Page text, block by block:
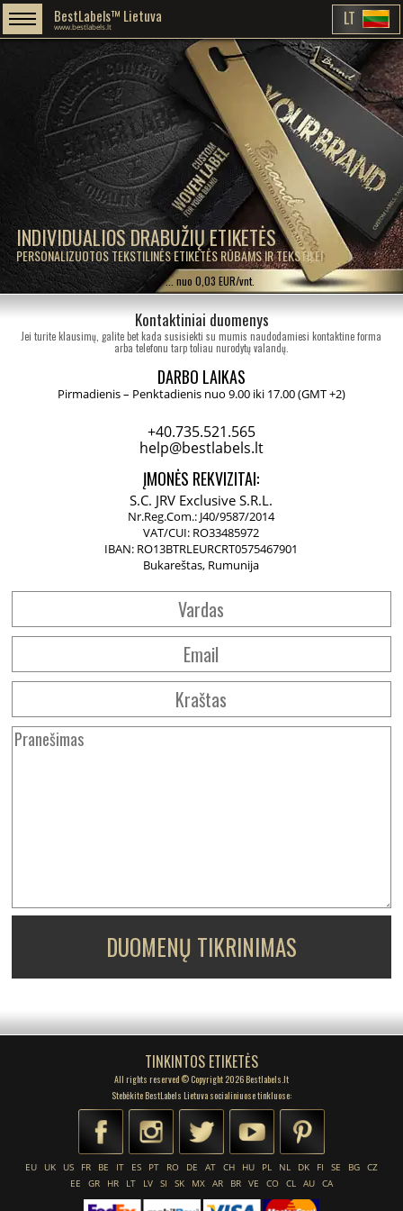
INDIVIDUALIOS DRABUŽIŲ ETIKETĖS
PERSONALIZUOTOS TEKSTILINĖS ETIKETĖS RŪBAMS IR TEKSTILEI
BestLabels™ Lietuva
www.bestlabels.lt LT
... nuo 0,03 EUR/vnt.
Kontaktiniai duomenys
Jei turite klausimų, galite bet kada susisiekti su mumis naudodamiesi kontaktine forma
arba telefonu tarp toliau nurodytų valandų.
DARBO LAIKAS
Pirmadienis – Penktadienis nuo 9.00 iki 17.00 (GMT +2)
+40.735.521.565
help@bestlabels.lt
ĮMONĖS REKVIZITAI:
Bukareštas, Rumunija
DUOMENŲ TIKRINIMAS
TINKINTOS ETIKETĖS
All rights reserved © Copyright 2026 Bestlabels.lt
Stebėkite BestLabels Lietuva socialiniuose tinkluose:
EU UK US FR BE IT ES PT RO DE AT CH HU PL NL DK FI SE BG CZ
EE
GR HR LT LV SI SK MX AR BR VE CO CL AU CA